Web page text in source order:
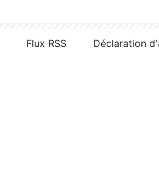
Flux RSS Déclaration